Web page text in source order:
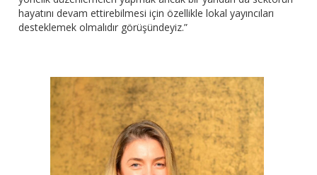
hayatını devam ettirebilmesi için özellikle lokal yayıncıları
desteklemek olmalıdır görüşündeyiz.”